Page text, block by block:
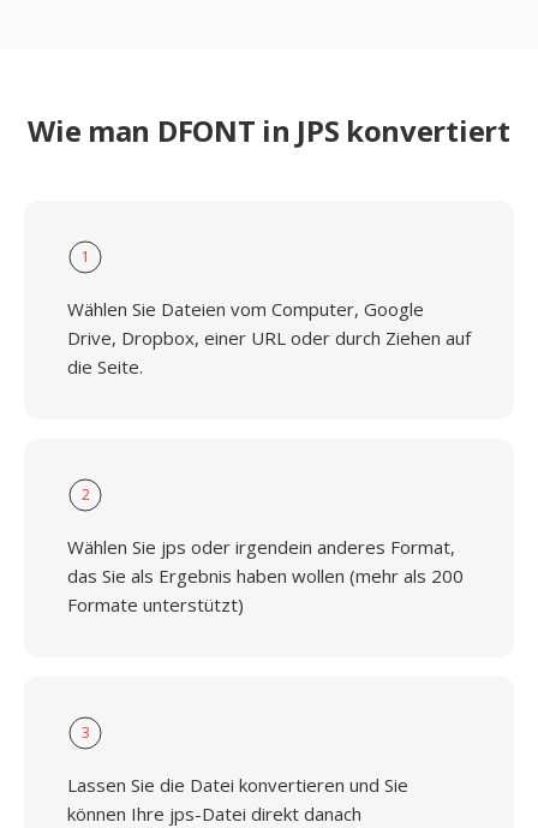
Wie man DFONT in JPS konvertiert
1
Wählen Sie Dateien vom Computer, Google
Drive, Dropbox, einer URL oder durch Ziehen auf
die Seite.
2
Wählen Sie jps oder irgendein anderes Format,
das Sie als Ergebnis haben wollen (mehr als 200
Formate unterstützt)
3
Lassen Sie die Datei konvertieren und Sie
können Ihre jps-Datei direkt danach